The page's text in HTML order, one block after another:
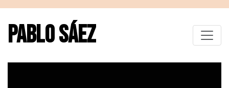
PABLO SÁEZ